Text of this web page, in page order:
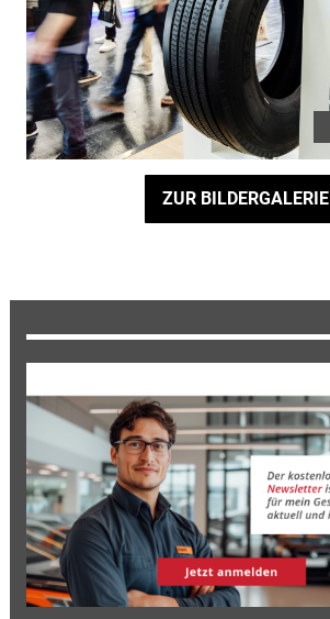
ZUR BILDERGALERIE